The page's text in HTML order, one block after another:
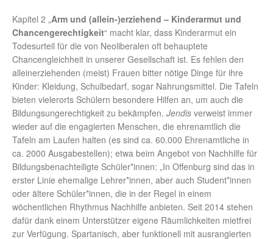
Kapitel 2 „Arm und (allein-)erziehend – Kinderarmut und
Chancengerechtigkeit“ macht klar, dass Kinderarmut ein
Todesurteil für die von Neoliberalen oft behauptete
Chancengleichheit in unserer Gesellschaft ist. Es fehlen den
alleinerziehenden (meist) Frauen bitter nötige Dinge für ihre
Kinder: Kleidung, Schulbedarf, sogar Nahrungsmittel. Die Tafeln
bieten vielerorts Schülern besondere Hilfen an, um auch die
Bildungsungerechtigkeit zu bekämpfen. Jendis verweist immer
wieder auf die engagierten Menschen, die ehrenamtlich die
Tafeln am Laufen halten (es sind ca. 60.000 Ehrenamtliche in
ca. 2000 Ausgabestellen); etwa beim Angebot von Nachhilfe für
Bildungsbenachteiligte Schüler*innen: „In Offenburg sind das in
erster Linie ehemalige Lehrer*innen, aber auch Student*innen
oder ältere Schüler*innen, die in der Regel in einem
wöchentlichen Rhythmus Nachhilfe anbieten. Seit 2014 stehen
dafür dank einem Unterstützer eigene Räumlichkeiten mietfrei
zur Verfügung. Spartanisch, aber funktionell mit ausrangierten